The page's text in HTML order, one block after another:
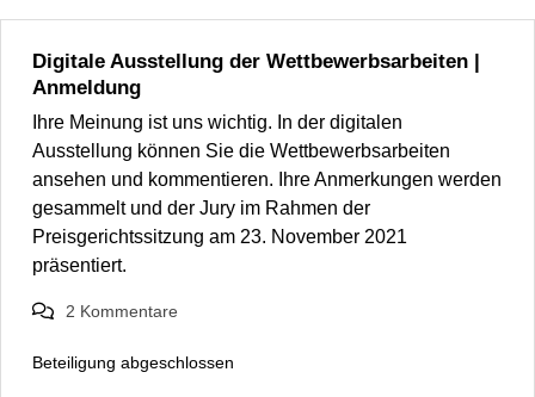
Digitale Ausstellung der Wettbewerbsarbeiten |
Anmeldung
Ihre Meinung ist uns wichtig. In der digitalen
Ausstellung können Sie die Wettbewerbsarbeiten
ansehen und kommentieren. Ihre Anmerkungen werden
gesammelt und der Jury im Rahmen der
Preisgerichtssitzung am 23. November 2021
präsentiert.
2 Kommentare
Beteiligung abgeschlossen